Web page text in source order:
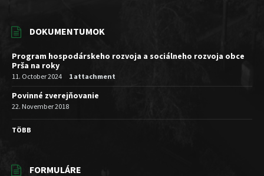
DOKUMENTUMOK
Program hospodárskeho rozvoja a sociálneho rozvoja obce
Prša na roky
11. October 2024 1 attachment
Povinné zverejňovanie
22. November 2018
TÖBB
FORMULÁRE